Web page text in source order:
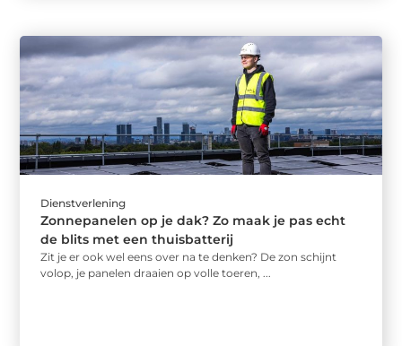
Dienstverlening
Zonnepanelen op je dak? Zo maak je pas echt
de blits met een thuisbatterij
Zit je er ook wel eens over na te denken? De zon schijnt
volop, je panelen draaien op volle toeren, ...